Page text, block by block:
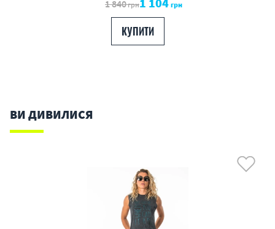
1 840грн грн
КУПИТИ
ВИ ДИВИЛИСЯ